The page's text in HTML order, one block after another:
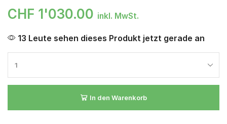
CHF 1'030.00 inkl. MwSt.
13 Leute sehen dieses Produkt jetzt gerade an
In den Warenkorb